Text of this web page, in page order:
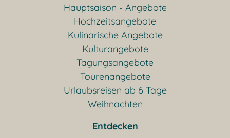
Hauptsaison - Angebote
Hochzeitsangebote
Kulinarische Angebote
Kulturangebote
Tagungsangebote
Tourenangebote
Urlaubsreisen ab 6 Tage
Weihnachten
Entdecken